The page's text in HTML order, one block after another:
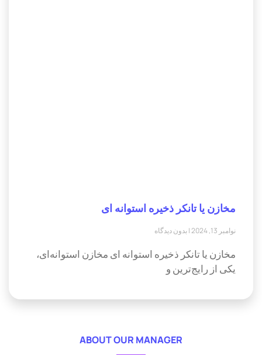
مخازن یا تانکر ذخیره استوانه ای
نوامبر 13, 2024 بدون دیدگاه
مخازن یا تانکر ذخیره استوانه ای مخازن استوانه‌ای،
یکی از رایج‌ترین و
ABOUT OUR MANAGER